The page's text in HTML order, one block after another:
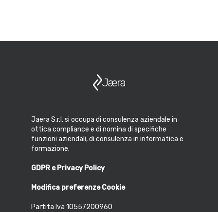
Jaera S.r.l. si occupa di consulenza aziendale in
ottica compliance e di nomina di specifiche
funzioni aziendali, di consulenza in informatica e
formazione.
GDPR e Privacy Policy
Modifica preferenze Cookie
Partita Iva 10557200960